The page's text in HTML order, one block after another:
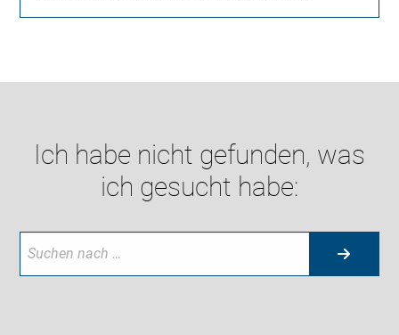
Ich habe nicht gefunden, was
ich gesucht habe: